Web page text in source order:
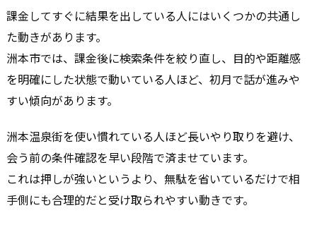
課金してすぐに結果を出している人にはいくつかの共通し
た動きがあります。
洲本市では、課金後に検索条件を絞り直し、目的や距離感
を明確にした状態で動いている人ほど、初月で話が進みや
すい傾向があります。
洲本温泉街を使い慣れている人ほど長いやり取りを避け、
会う前の条件確認を早い段階で済ませています。
これは押しが強いというより、無駄を省いているだけで相
手側にも合理的だと受け取られやすい動きです。